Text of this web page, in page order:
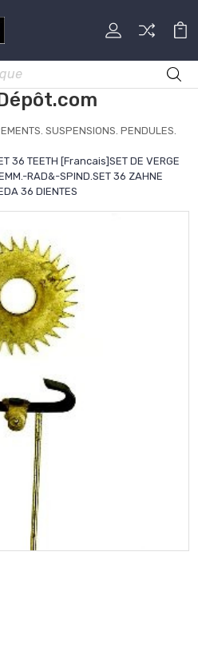
SUSPENSIONS. PENDULES.
36 TEETH [Francais]SET DE VERGE
RAD&-SPIND.SET 36 ZAHNE
36 DIENTES